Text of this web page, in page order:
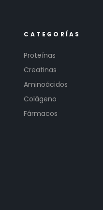
CATEGORÍAS
Proteínas
Creatinas
Aminoácidos
Colágeno
Fármacos